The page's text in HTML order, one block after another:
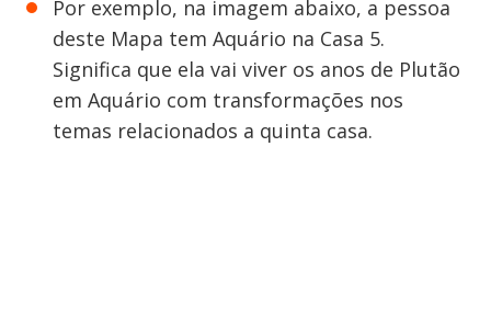
Por exemplo, na imagem abaixo, a pessoa
deste Mapa tem Aquário na Casa 5.
Significa que ela vai viver os anos de Plutão
em Aquário com transformações nos
temas relacionados a quinta casa.